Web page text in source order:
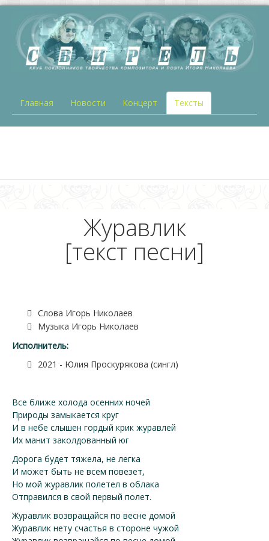
Главная Новости Концерт Тексты
Журавлик
[текст песни]
Слова Игорь Николаев
Музыка Игорь Николаев
Исполнитель:
2021 - Юлия Проскурякова (сингл)
Все ближе холода осенних ночей
Природы замыкается круг
И в небе слышен гордый крик журавлей
Их манит заколдованный юг
Дорога будет тяжела, не легка
И может быть не всем повезет,
Но мой журавлик полетел в облака
Отправился в свой первый полет.
Журавлик возвращайся по весне домой
Журавлик нету счастья в стороне чужой